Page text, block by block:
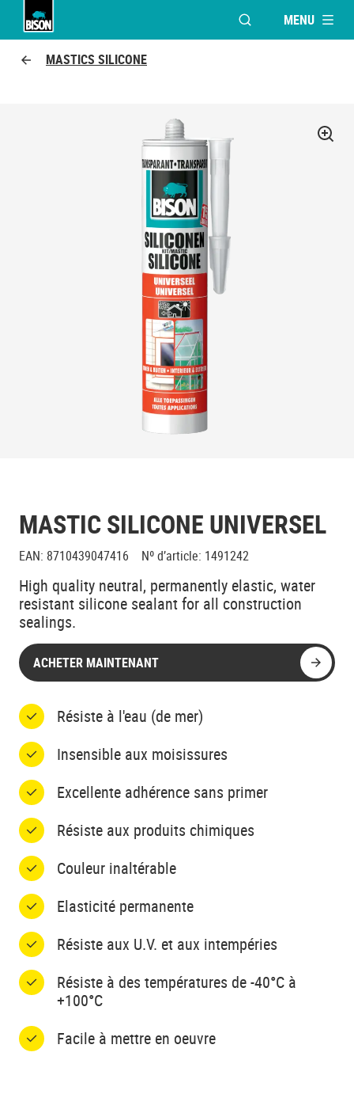
OUVRIR LAMENU
MASTICS SILICONE
MASTIC SILICONE UNIVERSEL
EAN: 8710439047416 Nº d’article: 1491242
High quality neutral, permanently elastic, water
resistant silicone sealant for all construction
sealings.
ACHETER MAINTENANT
Résiste à l'eau (de mer)
Insensible aux moisissures
Excellente adhérence sans primer
Résiste aux produits chimiques
Couleur inaltérable
Elasticité permanente
Résiste aux U.V. et aux intempéries
Résiste à des températures de -40°C à
+100°C
Facile à mettre en oeuvre